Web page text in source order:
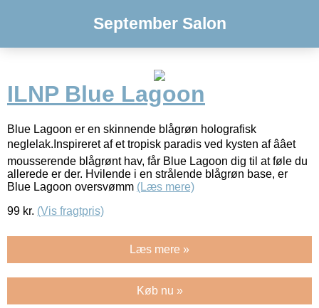
September Salon
ILNP Blue Lagoon
Blue Lagoon er en skinnende blågrøn holografisk
neglelak.Inspireret af et tropisk paradis ved kysten af ââet
mousserende blågrønt hav, får Blue Lagoon dig til at føle du
allerede er der. Hvilende i en strålende blågrøn base, er
Blue Lagoon oversvømm (Læs mere)
99 kr. (Vis fragtpris)
Læs mere »
Køb nu »